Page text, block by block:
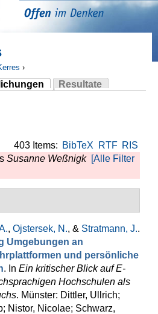
›
Resultate
403 Items: BibTeX RTF RIS
Susanne Weßnigk [Alle Filter
, Ojstersek, N., & Stratmann, J..
Umgebungen an
und persönliche
. In Ein kritischer Blick auf E-
Hochschulen als
. Münster: Dittler, Ullrich;
Nistor, Nicolae; Schwarz,